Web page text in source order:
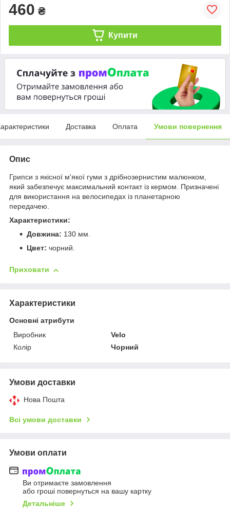
460 ₴
Купити
Доставка Оплата Умови повернення
Опис
Грипси з якісної м'якої гуми з дрібнозернистим малюнком,
який забезпечує максимальний контакт із кермом. Призначені
для використання на велосипедах із планетарною
передачею.
Характеристики:
Довжина: 130 мм.
Цвет: чорний.
Приховати
Характеристики
Основні атрибути
Виробник
Velo
Колір
Чорний
Умови доставки
Нова Пошта
Всі умови доставки
Умови оплати
Ви отримаєте замовлення
або гроші повернуться на вашу картку
Детальніше